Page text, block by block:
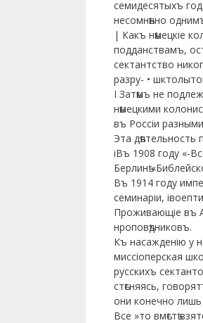
семидесятыхъ
несомнѣнно
| Какъ нѣмецкіе
подданствамъ,
сектантство
разру- •
I Затѣмъ не
нѣмецкими
въ Россіи
Эта дѣятельность
іВъ 1908 году «-
Берлинѣ
Въ 1914 году
семинаріи,
Проживающіе въ
нроповѣдниковъ.
Къ насажденію у
миссіоперская
русскихъ
стѣсняясь,
они конечно лишь
Все »то вмѣстѣ